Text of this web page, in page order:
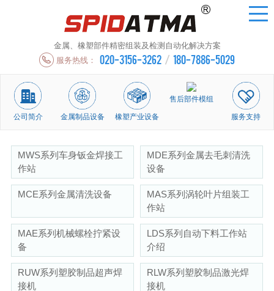
金属、橡塑部件精密组装及检测自动化解决方案
服务热线：
020-3156-3262 / 180-7886-5029
公司简介 金属制品设备 橡塑产业设备
售后部件模组
服务支持
MWS系列车身钣金焊接工
作站
MDE系列金属去毛刺清洗
设备
MCE系列金属清洗设备
MAS系列涡轮叶片组装工
作站
MAE系列机械螺栓拧紧设
备
LDS系列自动下料工作站
介绍
RUW系列塑胶制品超声焊
接机
RLW系列塑胶制品激光焊
接机